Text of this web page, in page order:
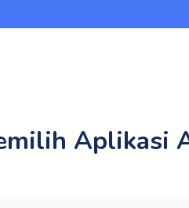
Aplikasi